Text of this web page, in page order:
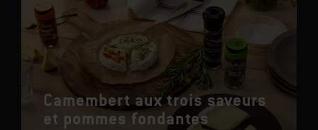
Camembert aux trois saveurs
et pommes fondantes